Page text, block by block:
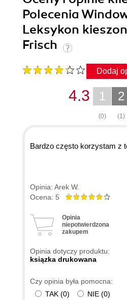
Polecenia
Leksykon
Frisch
Dodaj
2
(1)
1
(0)
4.3
Bardzo często korzystam z
Opinia: Arek W.
Ocena: 5
Opinia
niepotwierdzona
zakupem
Opinia dotyczy produktu:
ksiązka drukowana
Czy opinia była pomocna:
TAK (0) NIE (0)